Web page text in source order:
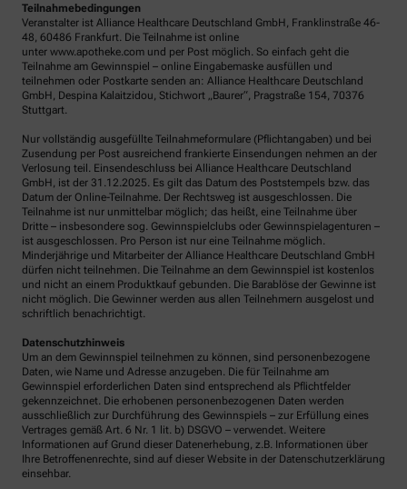
Teilnahmebedingungen
Veranstalter ist Alliance Healthcare Deutschland GmbH, Franklinstraße 46-
48, 60486 Frankfurt. Die Teilnahme ist online
unter www.apotheke.com und per Post möglich. So einfach geht die
Teilnahme am Gewinnspiel – online Eingabemaske ausfüllen und
teilnehmen oder Postkarte senden an: Alliance Healthcare Deutschland
GmbH, Despina Kalaitzidou, Stichwort „Baurer“, Pragstraße 154, 70376
Stuttgart.
Nur vollständig ausgefüllte Teilnahmeformulare (Pflichtangaben) und bei
Zusendung per Post ausreichend frankierte Einsendungen nehmen an der
Verlosung teil. Einsendeschluss bei Alliance Healthcare Deutschland
GmbH, ist der 31.12.2025. Es gilt das Datum des Poststempels bzw. das
Datum der Online-Teilnahme. Der Rechtsweg ist ausgeschlossen. Die
Teilnahme ist nur unmittelbar möglich; das heißt, eine Teilnahme über
Dritte – insbesondere sog. Gewinnspielclubs oder Gewinnspielagenturen –
ist ausgeschlossen. Pro Person ist nur eine Teilnahme möglich.
Minderjährige und Mitarbeiter der Alliance Healthcare Deutschland GmbH
dürfen nicht teilnehmen. Die Teilnahme an dem Gewinnspiel ist kostenlos
und nicht an einem Produktkauf gebunden. Die Barablöse der Gewinne ist
nicht möglich. Die Gewinner werden aus allen Teilnehmern ausgelost und
schriftlich benachrichtigt.
Datenschutzhinweis
Um an dem Gewinnspiel teilnehmen zu können, sind personenbezogene
Daten, wie Name und Adresse anzugeben. Die für Teilnahme am
Gewinnspiel erforderlichen Daten sind entsprechend als Pflichtfelder
gekennzeichnet. Die erhobenen personenbezogenen Daten werden
ausschließlich zur Durchführung des Gewinnspiels – zur Erfüllung eines
Vertrages gemäß Art. 6 Nr. 1 lit. b) DSGVO – verwendet. Weitere
Informationen auf Grund dieser Datenerhebung, z.B. Informationen über
Ihre Betroffenenrechte, sind auf dieser Website in der Datenschutzerklärung
einsehbar.